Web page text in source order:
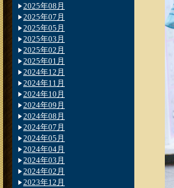
2025年08月
2025年07月
2025年05月
2025年03月
2025年02月
2025年01月
2024年12月
2024年11月
2024年10月
2024年09月
2024年08月
2024年07月
2024年05月
2024年04月
2024年03月
2024年02月
2023年12月